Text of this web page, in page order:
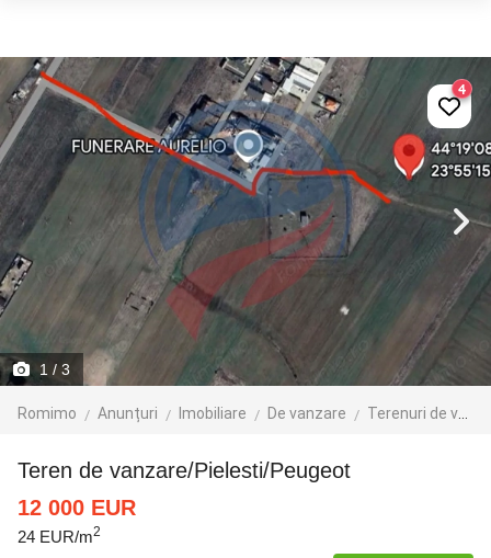
1 / 3
Romimo Anunțuri Imobiliare De vanzare Terenuri de vanzare
4
Teren de vanzare/Pielesti/Peugeot
12 000 EUR
24 EUR/m2